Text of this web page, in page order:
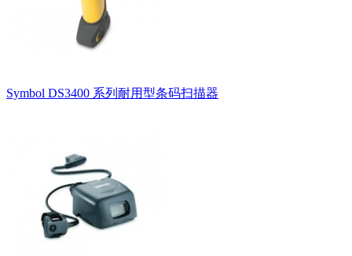
Symbol DS3400 系列耐用型条码扫描器